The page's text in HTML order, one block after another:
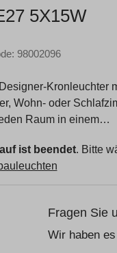
5X15W
98002096
Kronleuchter
Wohn- oder
Raum in einem…
ist beendet. Bitte
Fragen Sie
Wir haben